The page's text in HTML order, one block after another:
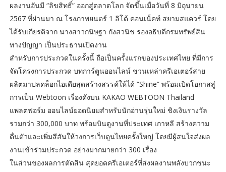
ผลงานอันมี “ลิขสิทธิ์” ออกสู่ตลาดโลก จัดขึ้นเมื่อวันที่ 8 มิถุนายน
2567 ที่ผ่านมา ณ โรงภาพยนตร์ 1 ลิโด้ คอนเน็คท์ สยามสแควร์ โดย
ได้รับเกียรติจาก นางสาวกนิษฐา กังสวนิช รองอธิบดีกรมทรัพย์สิน
ทางปัญญา เป็นประธานเปิดงาน
สำหรับการประกวดในครั้งนี้ ถือเป็นครั้งแรกของประเทศไทย ที่มีการ
จัดโครงการประกวด บทการ์ตูนออนไลน์ ชวนเหล่าครีเอเตอร์สาย
ผลิตมาปลดล็อกไอเดียสุดสร้างสรรค์ให้ได้ “Shine” พร้อมเปิดโอกาสสู่
การเป็น Webtoon เรื่องดังบน KAKAO WEBTOON Thailand
แพลตฟอร์ม ออนไลน์ยอดนิยมสำหรับนักอ่านรุ่นใหม่ ชิงเงินรางวัล
รวมกว่า 300,000 บาท พร้อมบินดูงานที่ประเทศ เกาหลี สร้างความ
ตื่นตัวและเพิ่มสีสันให้วงการเว็บตูนไทยครั้งใหญ่ โดยมีผู้สนใจส่งผล
งานเข้าร่วมประกวด อย่างมากมายกว่า 300 เรื่อง
ในส่วนของผลการตัดสิน สุดยอดครีเอเตอร์ที่ส่งผลงานพลังบวกชนะ